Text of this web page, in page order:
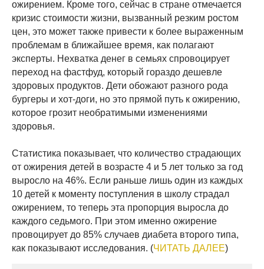
ожирением. Кроме того, сейчас в стране отмечается
кризис стоимости жизни, вызванный резким ростом
цен, это может также привести к более выраженным
проблемам в ближайшее время, как полагают
эксперты. Нехватка денег в семьях спровоцирует
переход на фастфуд, который гораздо дешевле
здоровых продуктов. Дети обожают разного рода
бургеры и хот-доги, но это прямой путь к ожирению,
которое грозит необратимыми изменениями
здоровья.
Статистика показывает, что количество страдающих
от ожирения детей в возрасте 4 и 5 лет только за год
выросло на 46%. Если раньше лишь один из каждых
10 детей к моменту поступления в школу страдал
ожирением, то теперь эта пропорция выросла до
каждого седьмого. При этом именно ожирение
провоцирует до 85% случаев диабета второго типа,
как показывают исследования. (ЧИТАТЬ ДАЛЕЕ)